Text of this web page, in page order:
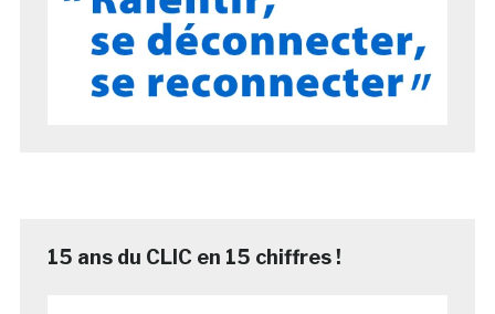
15 ans du CLIC en 15 chiffres !